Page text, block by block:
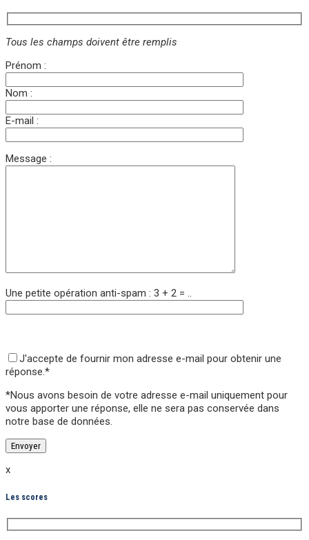
Tous les champs doivent être remplis
Prénom :
Nom :
E-mail :
Message :
Une petite opération anti-spam : 3 + 2 = ..
J'accepte de fournir mon adresse e-mail pour obtenir une
réponse.*
*Nous avons besoin de votre adresse e-mail uniquement pour
vous apporter une réponse, elle ne sera pas conservée dans
notre base de données.
x
Les scores